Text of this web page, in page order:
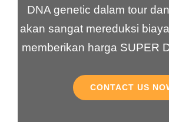
DNA genetic dalam tour
akan sangat mereduksi
memberikan harga SUPER
CONTACT US